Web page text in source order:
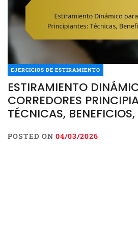
EJERCICIOS DE ESTIRAMIENTO
ESTIRAMIENTO
CORREDORES
TÉCNICAS,
POSTED ON 04/03/2026